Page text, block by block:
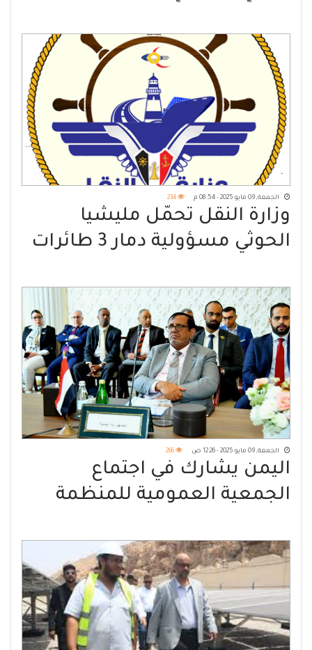
الجبلية
الجمعة, 09 مايو 2025 - 08:54 م 234
وزارة النقل تحمّل مليشيا
الحوثي مسؤولية دمار 3 طائرات
الجمعة, 09 مايو 2025 - 12:26 ص 266
اليمن يشارك في اجتماع
الجمعية العمومية للمنظمة
الرباط